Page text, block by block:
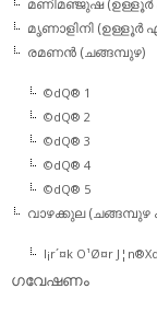
മൃണാളിനി
രമണന്‍ (ചങ്ങമ്പുഴ)
©dQ® 1
©dQ® 2
©dQ® 3
©dQ® 4
©dQ® 5
വാഴക്കുല (ചങ്ങമ്പുഴ
l¡r´¤k O¹Ø¤r
ഗവേഷണം